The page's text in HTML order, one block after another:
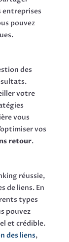
entreprises
pouvez
des
votre
vous
vos
retour.
réussie,
de liens. En
types
pouvez
et crédible.
des liens,